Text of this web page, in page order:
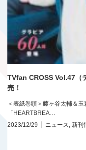
TVfan CROSS Vol.47（
売！
＜表紙巻頭＞藤ヶ谷太輔＆
「HEARTBREA…
2023/12/29
ニュース, 新刊